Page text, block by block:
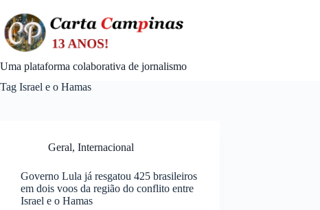
content
Uma plataforma colaborativa de jornalismo
Tag Israel e o Hamas
Geral, Internacional
Governo Lula já resgatou 425 brasileiros
em dois voos da região do conflito entre
Israel e o Hamas